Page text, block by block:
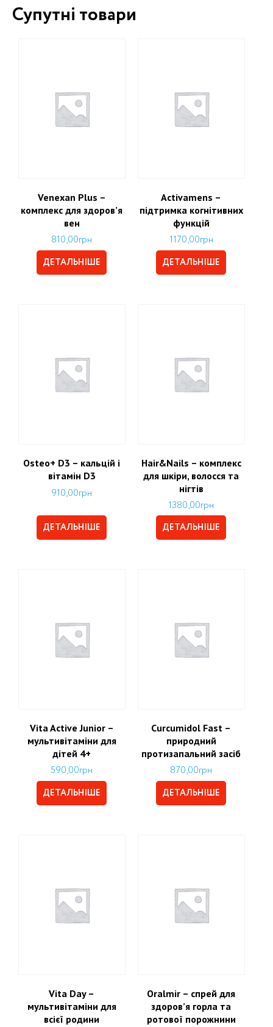
Супутні товари
Venexan Plus –
комплекс для здоров’я
вен
810,00грн
ДЕТАЛЬНІШЕ
Activamens –
підтримка когнітивних
функцій
1170,00грн
ДЕТАЛЬНІШЕ
Osteo+ D3 – кальцій і
вітамін D3
910,00грн
ДЕТАЛЬНІШЕ
Hair&Nails – комплекс
для шкіри, волосся та
нігтів
1380,00грн
ДЕТАЛЬНІШЕ
Vita Active Junior –
мультивітаміни для
дітей 4+
590,00грн
ДЕТАЛЬНІШЕ
Curcumidol Fast –
природний
протизапальний засіб
870,00грн
ДЕТАЛЬНІШЕ
Vita Day –
мультивітаміни для
всієї родини
Oralmir – спрей для
здоров’я горла та
ротової порожнини